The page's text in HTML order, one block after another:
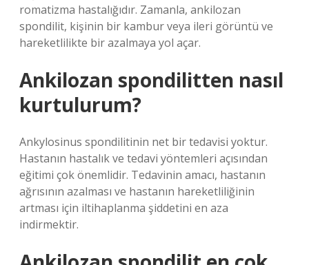
romatizma hastalığıdır. Zamanla, ankilozan
spondilit, kişinin bir kambur veya ileri görüntü ve
hareketlilikte bir azalmaya yol açar.
Ankilozan spondilitten nasıl
kurtulurum?
Ankylosinus spondilitinin net bir tedavisi yoktur.
Hastanın hastalık ve tedavi yöntemleri açısından
eğitimi çok önemlidir. Tedavinin amacı, hastanın
ağrısının azalması ve hastanın hareketliliğinin
artması için iltihaplanma şiddetini en aza
indirmektir.